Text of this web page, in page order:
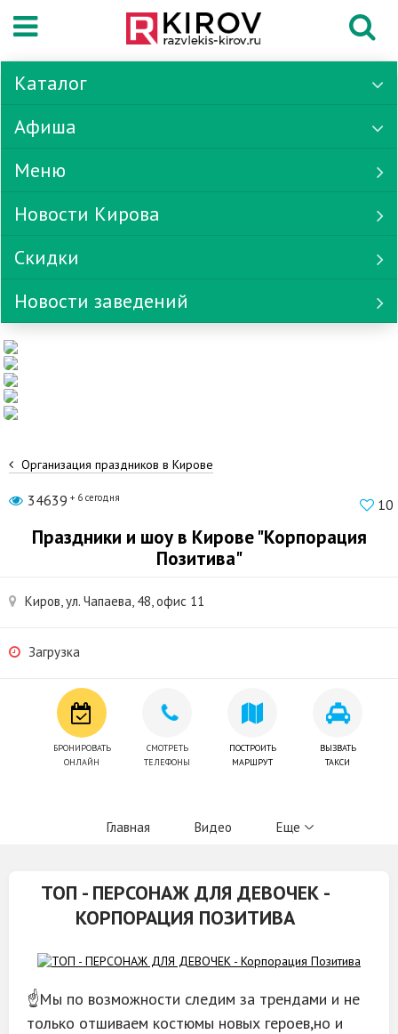
Каталог
Афиша
Меню
Новости Кирова
Скидки
Новости заведений
Организация праздников в Кирове
34639 + 6 сегодня 10
Праздники и шоу в Кирове "Корпорация
Позитива"
Киров, ул. Чапаева, 48, офис 11
Загрузка
БРОНИРОВАТЬ
ОНЛАЙН
СМОТРЕТЬ
ТЕЛЕФОНЫ
ПОСТРОИТЬ
МАРШРУТ
ВЫЗВАТЬ
ТАКСИ
Главная Видео Еще
ТОП - ПЕРСОНАЖ ДЛЯ ДЕВОЧЕК -
КОРПОРАЦИЯ ПОЗИТИВА
☝Мы по возможности следим за трендами и не
только отшиваем костюмы новых героев,но и